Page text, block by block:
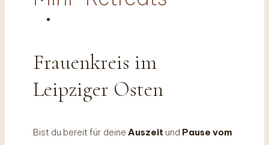
Frauenkreis im
Leipziger Osten
Bist du bereit für deine Auszeit und Pause vom